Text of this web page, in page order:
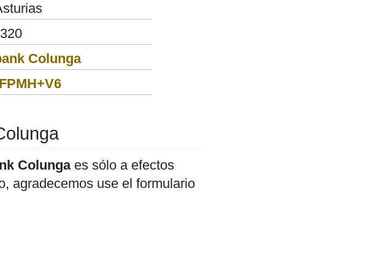
Colunga
Colungaes sólo a efectos
agradecemos use el formulario